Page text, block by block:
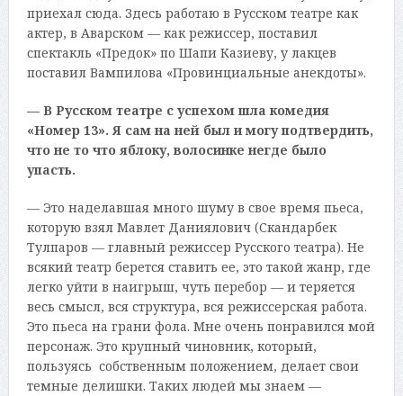
приехал сюда. Здесь работаю в Русском театре как
актер, в Аварском — как режиссер, поставил
спектакль «Предок» по Шапи Казиеву, у лакцев
поставил Вампилова «Провинциальные анекдоты».
— В Русском театре с успехом шла комедия
«Номер 13». Я сам на ней был и могу подтвердить,
что не то что яблоку, волосинке негде было
упасть.
— Это наделавшая много шуму в свое время пьеса,
которую взял Мавлет Даниялович (Скандарбек
Тулпаров — главный режиссер Русского театра). Не
всякий театр берется ставить ее, это такой жанр, где
легко уйти в наигрыш, чуть перебор — и теряется
весь смысл, вся структура, вся режиссерская работа.
Это пьеса на грани фола. Мне очень понравился мой
персонаж. Это крупный чиновник, который,
пользуясь собственным положением, делает свои
темные делишки. Таких людей мы знаем —